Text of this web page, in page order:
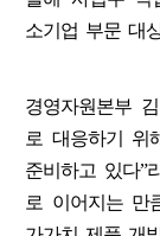
소기업 부문 대
경영자원본부
로 대응하기 위
준비하고 있다”
로 이어지는 만